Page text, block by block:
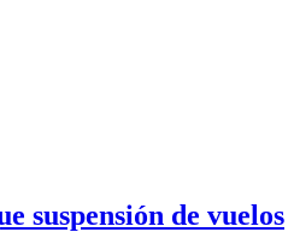
suspensión de vuelos